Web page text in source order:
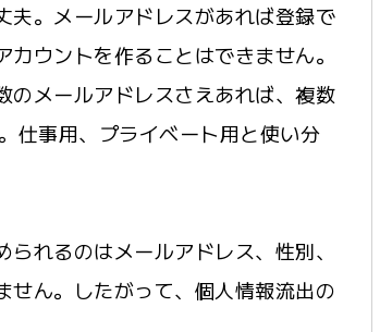
夫。メールアドレスがあれば登録で
ウントを作ることはできません。
のメールアドレスさえあれば、複数
事用、プライベート用と使い分
れるのはメールアドレス、性別、
せん。したがって、個人情報流出の